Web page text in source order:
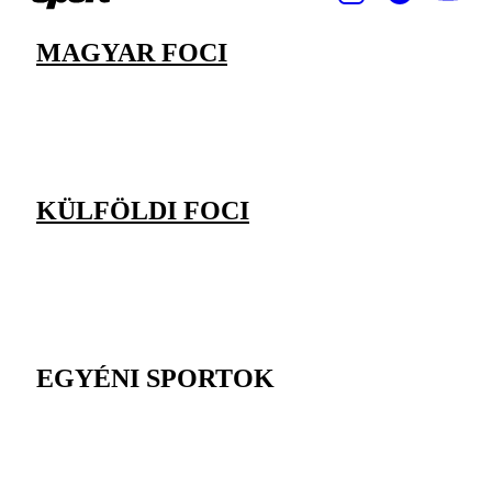
MAGYAR FOCI
KÜLFÖLDI FOCI
EGYÉNI SPORTOK